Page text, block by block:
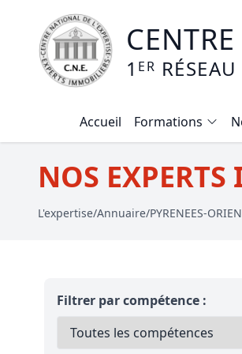
1 ER
Accueil
Formations
Formation
Expertise local
Mise en
Expertise
NOS
L'expertise/Annuaire/PYRENEES-
Filtrer par compétence :